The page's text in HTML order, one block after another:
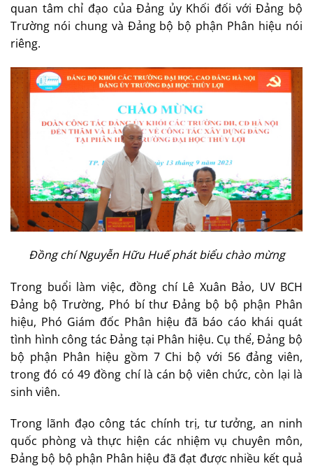
quan tâm chỉ đạo của Đảng ủy Khối đối với Đảng bộ
Trường nói chung và Đảng bộ bộ phận Phân hiệu nói
riêng.
Đồng chí Nguyễn Hữu Huế phát biểu chào mừng
Trong buổi làm việc, đồng chí Lê Xuân Bảo, UV BCH
Đảng bộ Trường, Phó bí thư Đảng bộ bộ phận Phân
hiệu, Phó Giám đốc Phân hiệu đã báo cáo khái quát
tình hình công tác Đảng tại Phân hiệu. Cụ thể, Đảng bộ
bộ phận Phân hiệu gồm 7 Chi bộ với 56 đảng viên,
trong đó có 49 đồng chí là cán bộ viên chức, còn lại là
sinh viên.
Trong lãnh đạo công tác chính trị, tư tưởng, an ninh
quốc phòng và thực hiện các nhiệm vụ chuyên môn,
Đảng bộ bộ phận Phân hiệu đã đạt được nhiều kết quả